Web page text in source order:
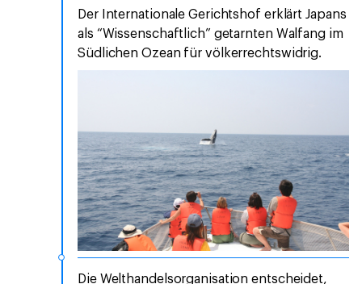
Der Internationale Gerichtshof erklärt Japans
als “Wissenschaftlich” getarnten Walfang im
Südlichen Ozean für völkerrechtswidrig.
Die Welthandelsorganisation entscheidet,